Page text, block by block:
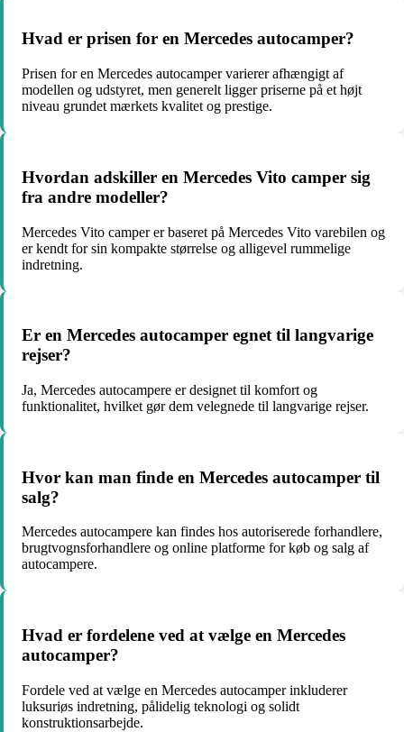
Hvad er prisen for en Mercedes autocamper?
Prisen for en Mercedes autocamper varierer afhængigt af
modellen og udstyret, men generelt ligger priserne på et højt
niveau grundet mærkets kvalitet og prestige.
Hvordan adskiller en Mercedes Vito camper sig
fra andre modeller?
Mercedes Vito camper er baseret på Mercedes Vito varebilen og
er kendt for sin kompakte størrelse og alligevel rummelige
indretning.
Er en Mercedes autocamper egnet til langvarige
rejser?
Ja, Mercedes autocampere er designet til komfort og
funktionalitet, hvilket gør dem velegnede til langvarige rejser.
Hvor kan man finde en Mercedes autocamper til
salg?
Mercedes autocampere kan findes hos autoriserede forhandlere,
brugtvognsforhandlere og online platforme for køb og salg af
autocampere.
Hvad er fordelene ved at vælge en Mercedes
autocamper?
Fordele ved at vælge en Mercedes autocamper inkluderer
luksuriøs indretning, pålidelig teknologi og solidt
konstruktionsarbejde.